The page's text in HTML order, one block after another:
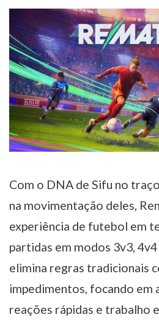
Com o DNA de Sifu no
na movimentação deles,
experiência de futebol em
partidas em modos 3v3,
elimina regras tradicionais
impedimentos, focando em
reações rápidas e trabalho